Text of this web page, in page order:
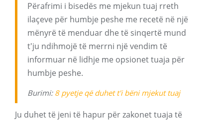
Përafrimi i bisedës me mjekun tuaj rreth
ilaçeve për humbje peshe me recetë në një
mënyrë të menduar dhe të sinqertë mund
t'ju ndihmojë të merrni një vendim të
informuar në lidhje me opsionet tuaja për
humbje peshe.
Burimi: 8 pyetje që duhet t'i bëni mjekut tuaj
Ju duhet të jeni të hapur për zakonet tuaja të